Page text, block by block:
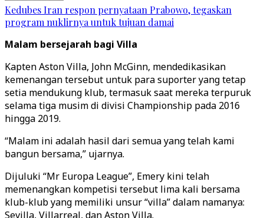
Kedubes Iran respon pernyataan Prabowo, tegaskan
program nuklirnya untuk tujuan damai
Malam bersejarah bagi Villa
Kapten Aston Villa, John McGinn, mendedikasikan
kemenangan tersebut untuk para suporter yang tetap
setia mendukung klub, termasuk saat mereka terpuruk
selama tiga musim di divisi Championship pada 2016
hingga 2019.
“Malam ini adalah hasil dari semua yang telah kami
bangun bersama,” ujarnya.
Dijuluki “Mr Europa League”, Emery kini telah
memenangkan kompetisi tersebut lima kali bersama
klub-klub yang memiliki unsur “villa” dalam namanya:
Sevilla, Villarreal, dan Aston Villa.